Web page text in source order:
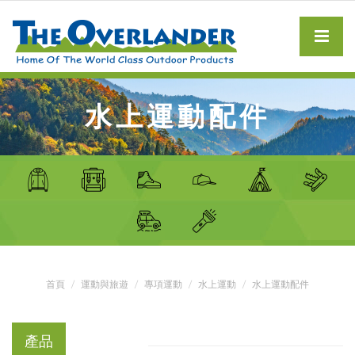
水上運動配件
首頁 運動與旅遊 專項運動 水上運動 水上運動配件
產品